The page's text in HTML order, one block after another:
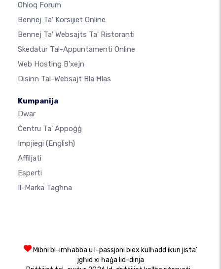
Oħloq Forum
Bennej Ta' Korsijiet Online
Bennej Ta' Websajts Ta' Ristoranti
Skedatur Tal-Appuntamenti Online
Web Hosting B'xejn
Disinn Tal-Websajt Bla Ħlas
Kumpanija
Dwar
Ċentru Ta' Appoġġ
Impjiegi (English)
Affiljati
Esperti
Il-Marka Tagħna
Mibni bl-imħabba u l-passjoni biex kulħadd ikun jista’
jgħid xi ħaġa lid-dinja